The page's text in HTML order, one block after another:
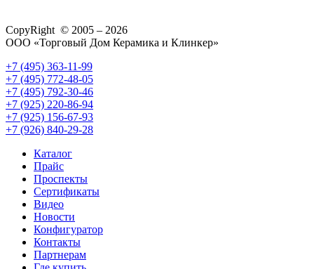
CopyRight © 2005 – 2026
ООО «Торговый Дом Керамика и Клинкер»
+7 (495) 363-11-99
+7 (495) 772-48-05
+7 (495) 792-30-46
+7 (925) 220-86-94
+7 (925) 156-67-93
+7 (926) 840-29-28
Каталог
Прайс
Проспекты
Сертификаты
Видео
Новости
Конфигуратор
Контакты
Партнерам